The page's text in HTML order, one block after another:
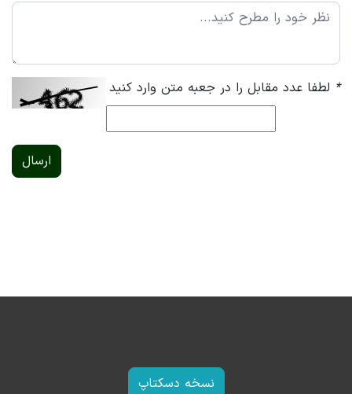
* لطفا عدد مقابل را در جعبه متن وارد کنید
ارسال
نسخه دسکتاپ